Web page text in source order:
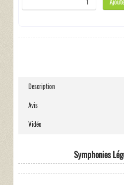
Description
Avis
Vidéo
Symphonies